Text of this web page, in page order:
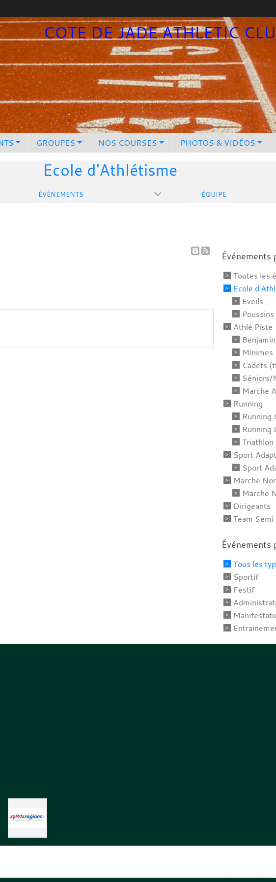
COTE DE JADE ATHLETIC
GROUPES NOS COURSES PHOTOS & VIDÉOS
Ecole d'Athlétisme
ÉVÈNEMENTS ÉQUIPE
Événements
Toutes les
Ecole
Eveils
Athlé Piste
Minimes
Cadets
Séniors/
Marche
Running
Running
Running
Triathlon
Sport
Sport
Marche
Marche
Dirigeants
Team
Événements
Tous les
Sportif
Festif